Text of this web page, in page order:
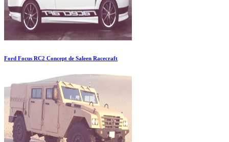
Ford Focus RC2 Concept de Saleen Racecraft